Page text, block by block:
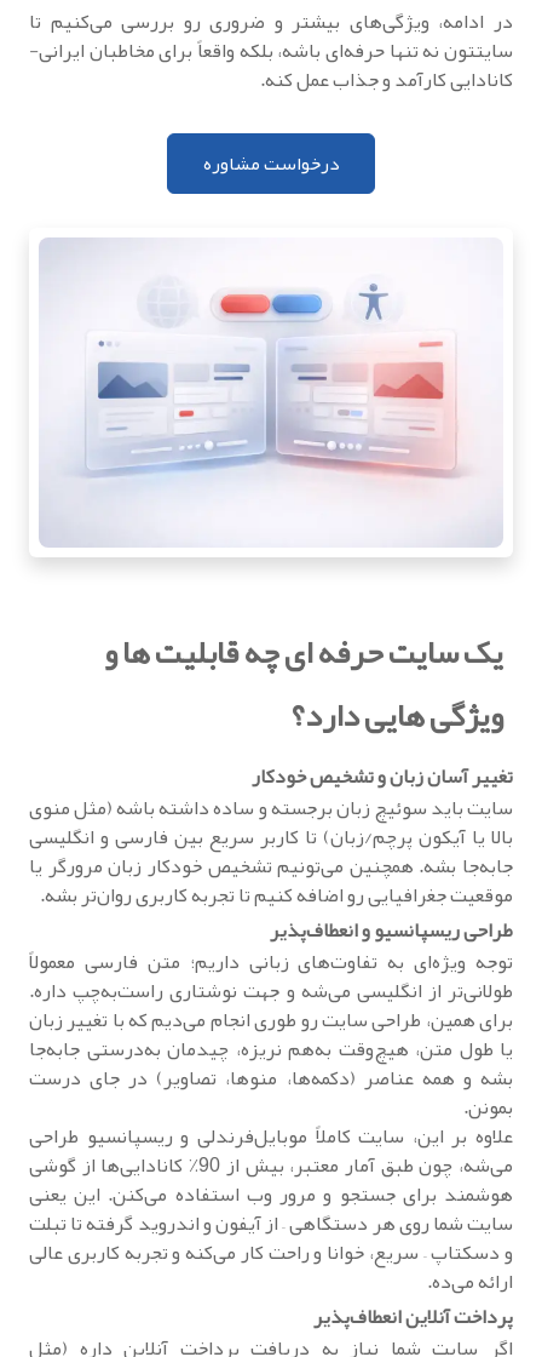
در ادامه، ویژگی‌های بیشتر و ضروری رو بررسی می‌کنیم تا
سایتتون نه تنها حرفه‌ای باشه، بلکه واقعاً برای مخاطبان ایرانی-
کانادایی کارآمد و جذاب عمل کنه.
درخواست مشاوره
یک سایت حرفه ای چه قابلیت ها و
ویژگی هایی دارد؟
تغییر آسان زبان و تشخیص خودکار
سایت باید سوئیچ زبان برجسته و ساده داشته باشه (مثل منوی
بالا یا آیکون پرچم/زبان) تا کاربر سریع بین فارسی و انگلیسی
جابه‌جا بشه. همچنین می‌تونیم تشخیص خودکار زبان مرورگر یا
موقعیت جغرافیایی رو اضافه کنیم تا تجربه کاربری روان‌تر بشه.
طراحی ریسپانسیو و انعطاف‌پذیر
توجه ویژه‌ای به تفاوت‌های زبانی داریم؛ متن فارسی معمولاً
طولانی‌تر از انگلیسی می‌شه و جهت نوشتاری راست‌به‌چپ داره.
برای همین، طراحی سایت رو طوری انجام می‌دیم که با تغییر زبان
یا طول متن، هیچ‌وقت به‌هم نریزه، چیدمان به‌درستی جابه‌جا
بشه و همه عناصر (دکمه‌ها، منوها، تصاویر) در جای درست
بمونن.
علاوه بر این، سایت کاملاً موبایل‌فرندلی و ریسپانسیو طراحی
می‌شه، چون طبق آمار معتبر، بیش از 90٪ کانادایی‌ها از گوشی
هوشمند برای جستجو و مرور وب استفاده می‌کنن. این یعنی
سایت شما روی هر دستگاهی – از آیفون و اندروید گرفته تا تبلت
و دسکتاپ – سریع، خوانا و راحت کار می‌کنه و تجربه کاربری عالی
ارائه می‌ده.
پرداخت آنلاین انعطاف‌پذیر
اگر سایت شما نیاز به دریافت پرداخت آنلاین داره (مثل